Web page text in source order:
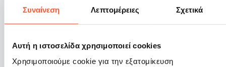
Συναίνεση Λεπτομέρειες Σχετικά
Αυτή η ιστοσελίδα χρησιμοποιεί cookies
Χρησιμοποιούμε cookie για την εξατομίκευση
Η συνεργασία απευθείας με τον κατασκευαστή εγγυάται